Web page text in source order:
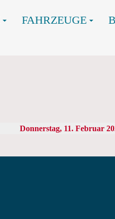
FAHRZEUGE
Donnerstag, 11. Februar